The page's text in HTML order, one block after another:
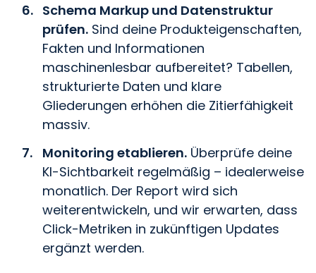
Schema Markup und Datenstruktur
prüfen. Sind deine Produkteigenschaften,
Fakten und Informationen
maschinenlesbar aufbereitet? Tabellen,
strukturierte Daten und klare
Gliederungen erhöhen die Zitierfähigkeit
massiv.
Monitoring etablieren. Überprüfe deine
KI-Sichtbarkeit regelmäßig – idealerweise
monatlich. Der Report wird sich
weiterentwickeln, und wir erwarten, dass
Click-Metriken in zukünftigen Updates
ergänzt werden.